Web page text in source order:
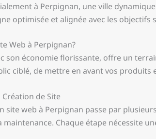
à Perpignan, une ville
optimisée et alignée avec les objectifs
Web à Perpignan?
son économie florissante, offre un
ciblé, de mettre en avant vos produits
Création de Site
site web à Perpignan passe par
maintenance. Chaque étape nécessite